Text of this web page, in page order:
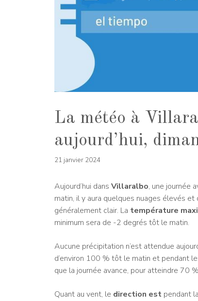
La météo à
aujourd’hui,
21 janvier 2024
Aujourd’hui dans Villaralbo, une journée
matin, il y aura quelques nuages ​​élevés
généralement clair. La température
minimum sera de -2 degrés tôt le matin.
Aucune précipitation n’est attendue
d’environ 100 % tôt le matin et pendant
que la journée avance, pour atteindre 70
Quant au vent, le direction est pendant